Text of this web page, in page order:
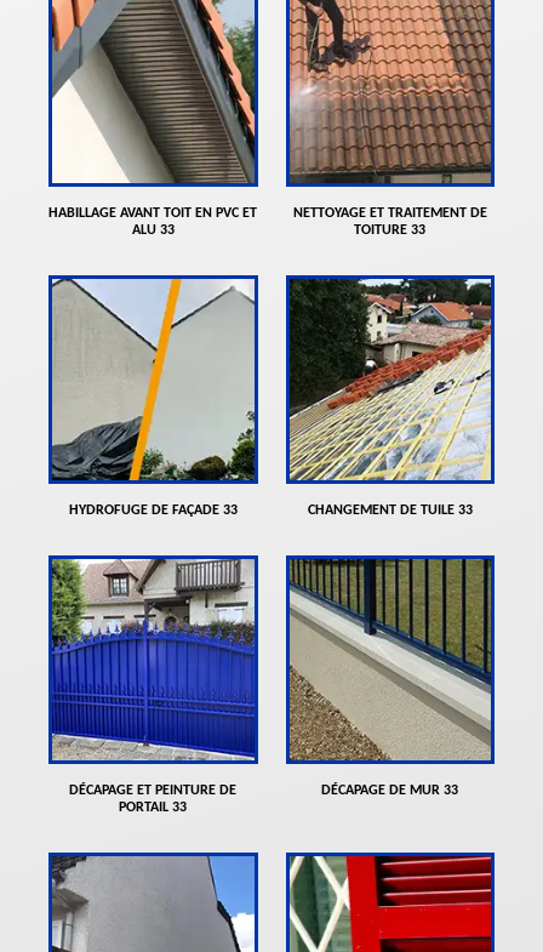
HABILLAGE AVANT TOIT EN PVC ET
ALU 33
NETTOYAGE ET TRAITEMENT DE
TOITURE 33
HYDROFUGE DE FAÇADE 33 CHANGEMENT DE TUILE 33
DÉCAPAGE ET PEINTURE DE
PORTAIL 33
DÉCAPAGE DE MUR 33